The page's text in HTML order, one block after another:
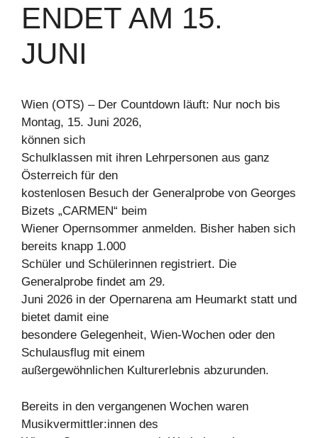
ENDET AM 15.
JUNI
Wien (OTS) – Der Countdown läuft: Nur noch bis
Montag, 15. Juni 2026,
können sich
Schulklassen mit ihren Lehrpersonen aus ganz
Österreich für den
kostenlosen Besuch der Generalprobe von Georges
Bizets „CARMEN“ beim
Wiener Opernsommer anmelden. Bisher haben sich
bereits knapp 1.000
Schüler und Schülerinnen registriert. Die
Generalprobe findet am 29.
Juni 2026 in der Opernarena am Heumarkt statt und
bietet damit eine
besondere Gelegenheit, Wien-Wochen oder den
Schulausflug mit einem
außergewöhnlichen Kulturerlebnis abzurunden.
Bereits in den vergangenen Wochen waren
Musikvermittler:innen des